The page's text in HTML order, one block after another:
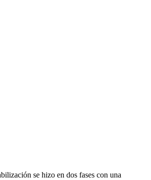
se hizo en dos fases con una